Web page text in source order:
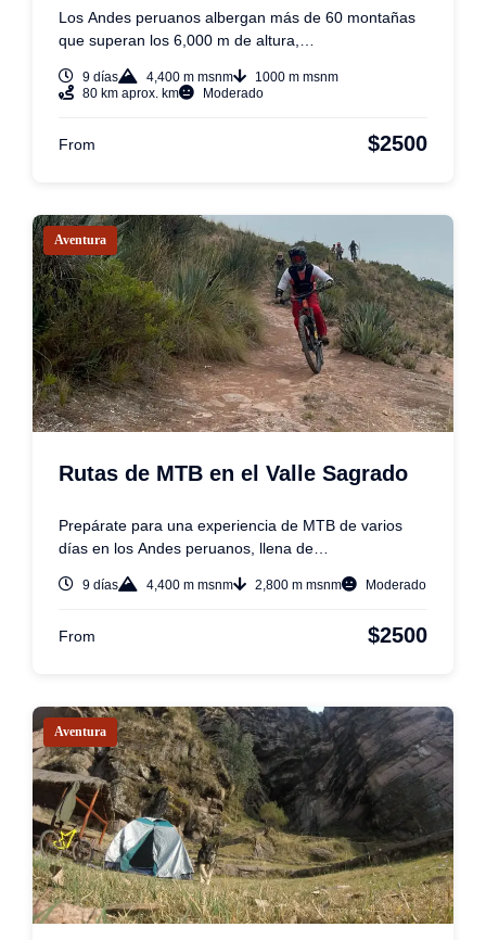
Los Andes peruanos albergan más de 60 montañas
que superan los 6,000 m de altura,…
9 días 4,400 m msnm
1000 m msnm
80 km aprox. km
Moderado
From $2500
Aventura
Rutas de MTB en el Valle Sagrado
Prepárate para una experiencia de MTB de varios
días en los Andes peruanos, llena de…
9 días 4,400 m msnm 2,800 m msnm Moderado
From $2500
Aventura